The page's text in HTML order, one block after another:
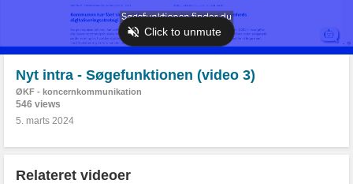
Nyt intra - Søgefunktionen (video 3)
ØKF - koncernkommunikation
546 views
5. marts 2024
Relateret videoer